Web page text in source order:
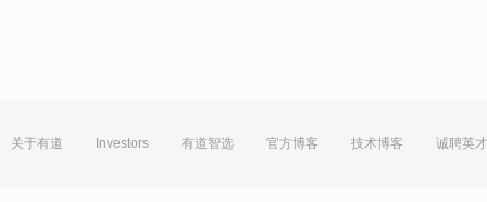
关于有道 Investors 有道智选 官方博客 技术博客 诚聘英才